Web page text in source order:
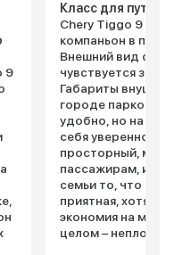
9
Класс для
Chery Tiggo 9 –
компаньон в
Внешний вид
чувствуется
Габариты
городе
удобно, но на
себя уверенно.
просторный,
пассажирам, и
семьи то, что
приятная, хотя
экономия на
целом – неплохо.